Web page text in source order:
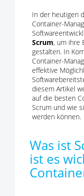
In der heutigen
Container-
Scrum, um ihre
gestalten. In
Container-
effektive
diesem Artikel
auf die besten
Scrum und wie
werden können.
Was ist
ist es